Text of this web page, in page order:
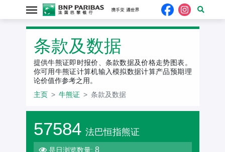
条款及数据
提供牛熊证即时报价、条款数据及价格走势图表。
你可用牛熊证计算机输入模拟数据计算产品预期理
论价值作参考之用。
主页
牛熊证 条款及数据
57584 法巴恒指熊证
是日浏览数量: 8